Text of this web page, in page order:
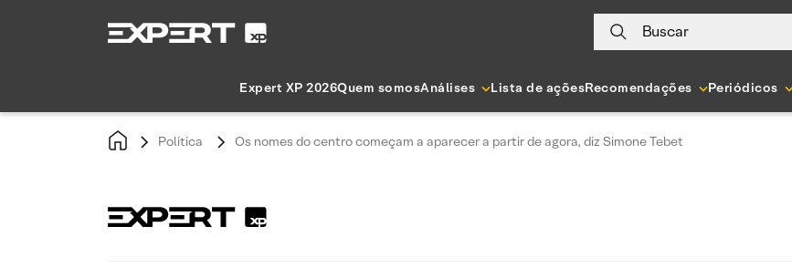
Buscar
Expert XP 2026Quem somosAnálises Lista de açõesRecomendações Periódicos
Política Os nomes do centro começam a aparecer a partir de agora, diz Simone Tebet